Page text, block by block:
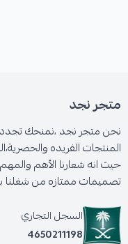
متجر نجد
نحن متجر نجد ،نمنحك
المنتجات الفريده
حيث انه شعارنا الأهم
تصميمات ممتازه من شغلنا
السجل التجاري
4650211198